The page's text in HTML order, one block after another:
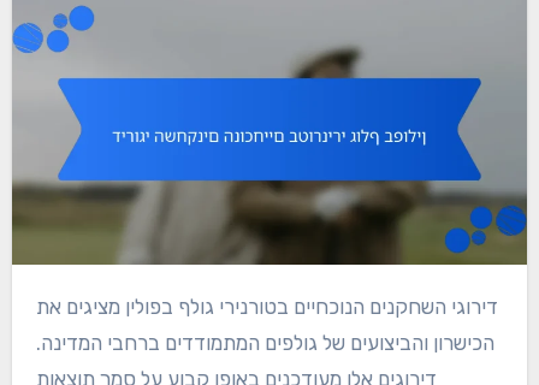
דירוגי השחקנים הנוכחיים בטורנירי גולף בפולין מציגים את
הכישרון והביצועים של גולפים המתמודדים ברחבי המדינה.
דירוגים אלו מעודכנים באופן קבוע על סמך תוצאות